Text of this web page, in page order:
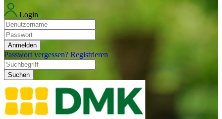
Login
Anmelden
Passwort vergessen? Registrieren
Suchen